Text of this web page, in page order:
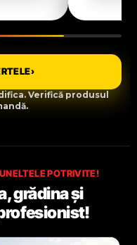
›
Verifică produsul
POTRIVITE!
grădina și